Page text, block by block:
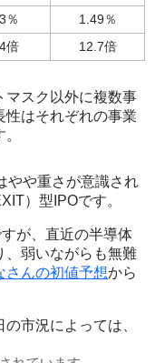
％
1.49％
倍 12.7倍
マスク以外に複数事
性はそれぞれの事業
やや重さが意識され
）型IPOです。
が、直近の半導体
、弱いながらも無難
さんの初値予想から
市況によっては、